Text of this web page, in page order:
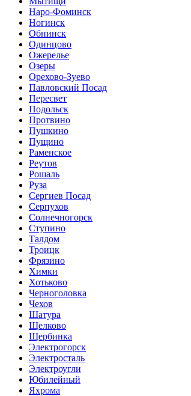
Наро-Фоминск
Ногинск
Обнинск
Одинцово
Ожерелье
Озеры
Орехово-Зуево
Павловский Посад
Пересвет
Подольск
Протвино
Пушкино
Пущино
Раменское
Реутов
Рошаль
Руза
Сергиев Посад
Серпухов
Солнечногорск
Ступино
Талдом
Троицк
Фрязино
Химки
Хотьково
Черноголовка
Чехов
Шатура
Щелково
Щербинка
Электрогорск
Электросталь
Электроугли
Юбилейный
Яхрома